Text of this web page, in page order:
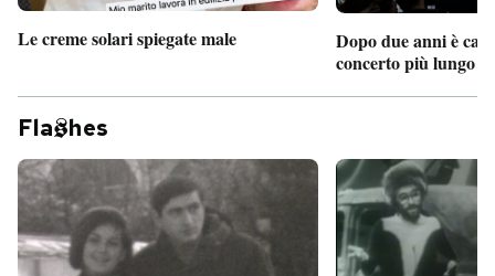
Le creme solari spiegate male
Dopo due anni è
concerto più lungo
Fla hes